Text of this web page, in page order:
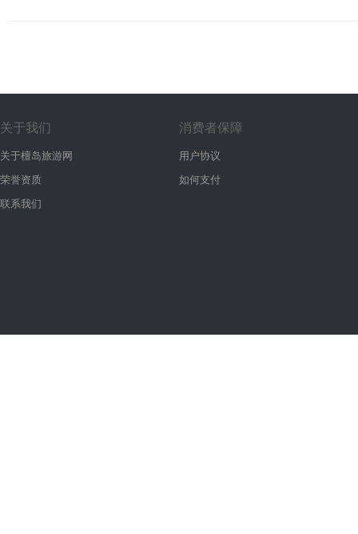
关于我们
关于檀岛旅游网
荣誉资质
联系我们
消费者保障
用户协议
如何支付